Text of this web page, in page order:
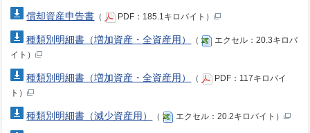
償却資産申告書 （ PDF：185.1キロバイト）
種類別明細書（増加資産・全資産用） （
エクセル：20.3キロバ
イト）
種類別明細書（増加資産・全資産用） （
PDF：117キロバイ
ト）
種類別明細書（減少資産用） （ エクセル：20.2キロバイト）